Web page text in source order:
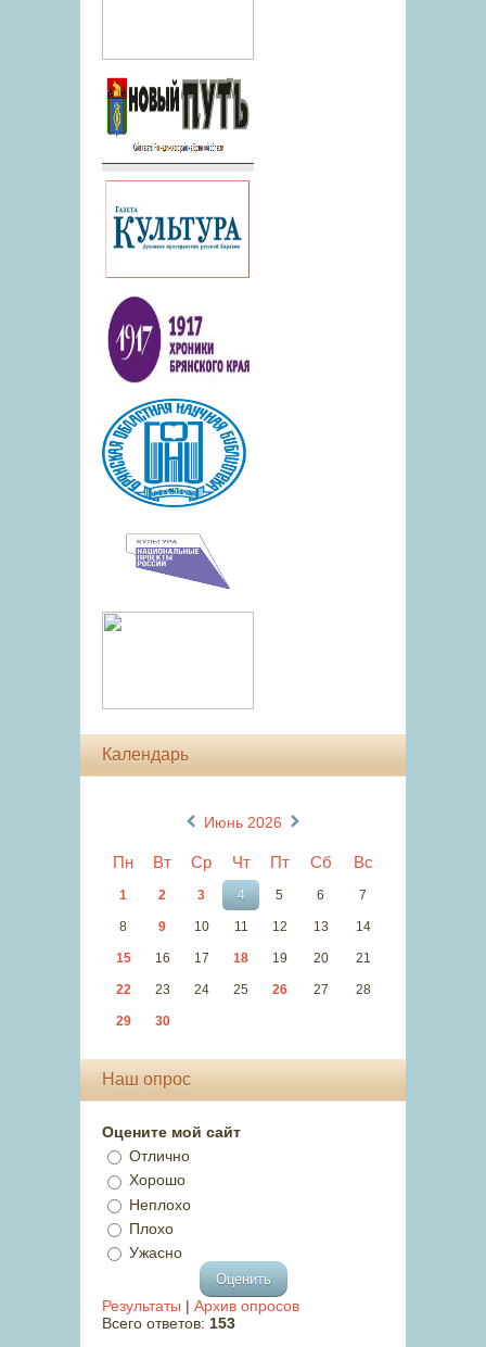
Календарь
Июнь 2026
Пн Вт Ср Чт Пт Сб Вс
1 2 3 4 5 6 7
8 9 10 11 12 13 14
15 16 17 18 19 20 21
22 23 24 25 26 27 28
29 30
Наш опрос
Оцените мой сайт
Отлично
Хорошо
Неплохо
Плохо
Ужасно
Результаты | Архив опросов
Всего ответов: 153